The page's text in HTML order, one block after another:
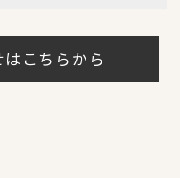
こちらから